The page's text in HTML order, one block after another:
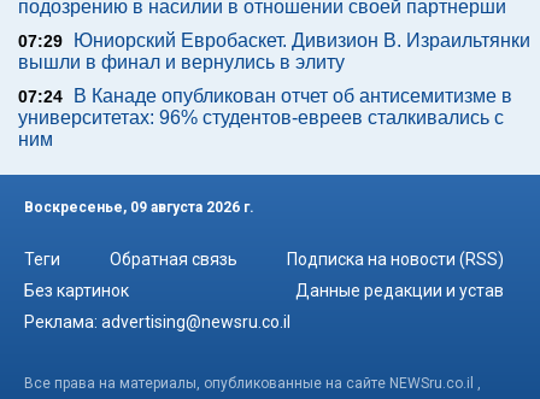
подозрению в насилии в отношении своей партнерши
07:29
Юниорский Евробаскет. Дивизион В. Израильтянки
вышли в финал и вернулись в элиту
07:24
В Канаде опубликован отчет об антисемитизме в
университетах: 96% студентов-евреев сталкивались с
ним
Воскресенье, 09 августа 2026 г.
Теги Обратная связь
Подписка на новости (RSS)
Без картинок
Данные редакции и устав
Реклама: advertising@newsru.co.il
Все права на материалы, опубликованные на сайте NEWSru.co.il ,